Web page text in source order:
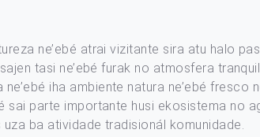
ne’ebé atrai vizitante sira atu halo
tasi ne’ebé furak no atmosfera
ne’ebé iha ambiente natura ne’ebé fresco
sai parte importante husi ekosistema no
uza ba atividade tradisionál komunidade.